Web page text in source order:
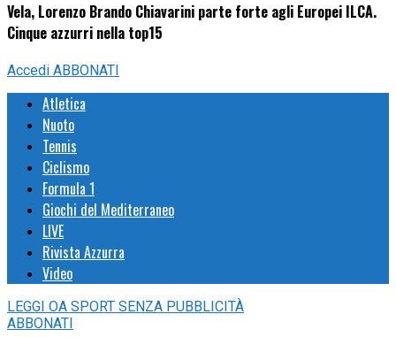
Vela, Lorenzo Brando Chiavarini parte forte agli Europei ILCA.
Cinque azzurri nella top15
Accedi ABBONATI
Atletica
Nuoto
Tennis
Ciclismo
Formula 1
Giochi del Mediterraneo
LIVE
Rivista Azzurra
Video
LEGGI OA SPORT SENZA PUBBLICITÀ
ABBONATI